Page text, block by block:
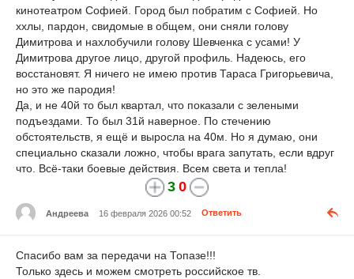
кинотеатром Софией. Город был побратим с Софией. Но
ххлы, пардон, свидомые в общем, они сняли голову
Димитрова и нахлобучили голову Шевченка с усами! У
Димитрова другое лицо, другой профиль. Надеюсь, его
восстановят. Я ничего не имею против Тараса Григорьевича,
но это же пародия!
Да, и не 40й то был квартал, что показали с зелеными
подъездами. То был 31й наверное. По стечению
обстоятельств, я ещё и выросла на 40м. Но я думаю, они
специально сказали ложно, чтобы врага запутать, если вдруг
что. Всё-таки боевые действия. Всем света и тепла!
3 0
Андреева 16 февраля 2026 00:52 Ответить
Спасибо вам за передачи на Топазе!!!
Только здесь и можем смотреть российское тв.